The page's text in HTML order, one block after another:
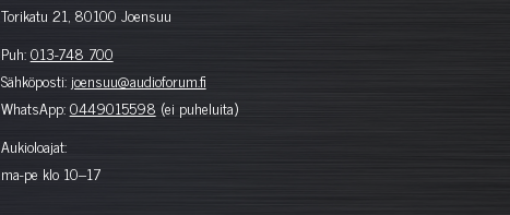
Torikatu 21, 80100 Joensuu
Puh:013-748 700
Sähköposti: joensuu@audioforum.fi
WhatsApp:0449015598 (ei puheluita)
Aukioloajat:
ma-pe klo 10–17